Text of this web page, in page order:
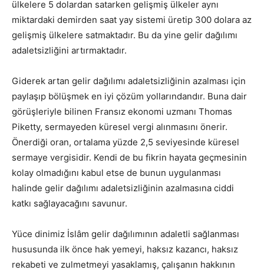
ülkelere 5 dolardan satarken gelişmiş ülkeler aynı
miktardaki demirden saat yay sistemi üretip 300 dolara az
gelişmiş ülkelere satmaktadır. Bu da yine gelir dağılımı
adaletsizliğini artırmaktadır.
Giderek artan gelir dağılımı adaletsizliğinin azalması için
paylaşıp bölüşmek en iyi çözüm yollarındandır. Buna dair
görüşleriyle bilinen Fransız ekonomi uzmanı Thomas
Piketty, sermayeden küresel vergi alınmasını önerir.
Önerdiği oran, ortalama yüzde 2,5 seviyesinde küresel
sermaye vergisidir. Kendi de bu fikrin hayata geçmesinin
kolay olmadığını kabul etse de bunun uygulanması
halinde gelir dağılımı adaletsizliğinin azalmasına ciddi
katkı sağlayacağını savunur.
Yüce dinimiz İslâm gelir dağılımının adaletli sağlanması
hususunda ilk önce hak yemeyi, haksız kazancı, haksız
rekabeti ve zulmetmeyi yasaklamış, çalışanın hakkının